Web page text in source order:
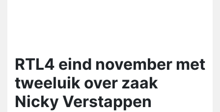
RTL4 eind november met
tweeluik over zaak
Nicky Verstappen